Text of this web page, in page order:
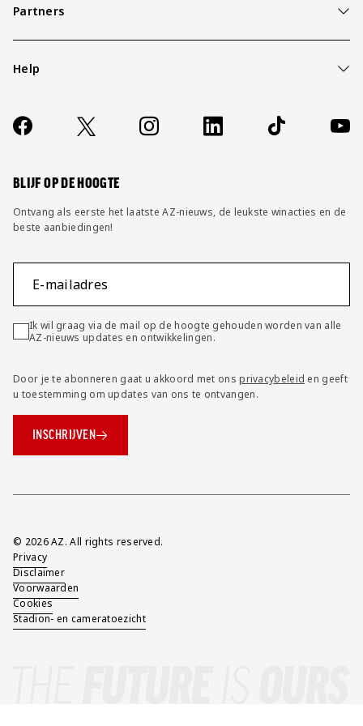
Partners
Help
Contact
FAQ
Socials
https://www.facebook.com/AZAlkmaar
X Instagram LinkedIn TikTok
BLIJF OP DE HOOGTE
Ontvang als eerste het laatste AZ-nieuws, de leukste winacties en de
beste aanbiedingen!
E-mailadres
Ik wil graag via de mail op de hoogte gehouden worden van alle
AZ-nieuws updates en ontwikkelingen.
Door je te abonneren gaat u akkoord met onsprivacybeleid en geeft
u toestemming om updates van ons te ontvangen.
INSCHRIJVEN
Overig
© 2026 AZ. All rights reserved.
Privacy
Disclaimer
Voorwaarden
Cookies
Stadion- en cameratoezicht